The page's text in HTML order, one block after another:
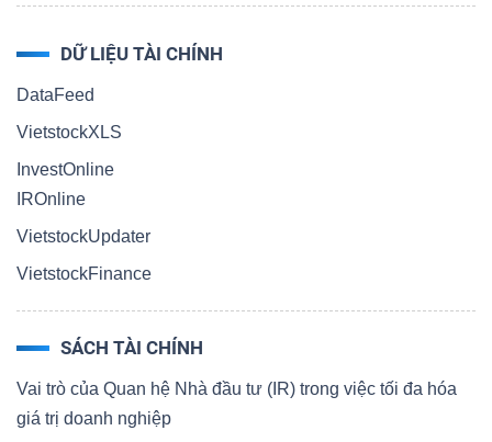
DỮ LIỆU TÀI CHÍNH
DataFeed
VietstockXLS
InvestOnline
IROnline
VietstockUpdater
VietstockFinance
SÁCH TÀI CHÍNH
Vai trò của Quan hệ Nhà đầu tư (IR) trong việc tối đa hóa
giá trị doanh nghiệp